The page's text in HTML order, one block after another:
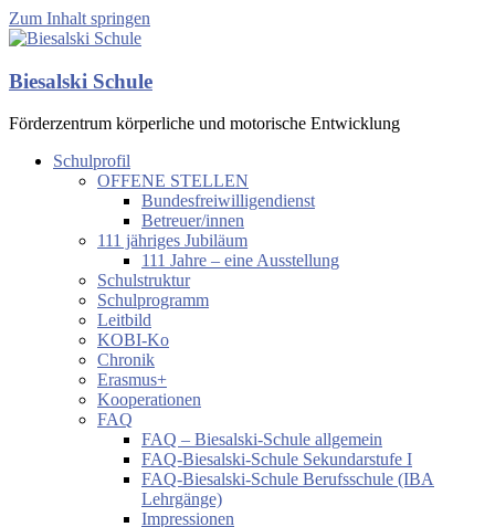
Zum Inhalt springen
Biesalski Schule
Förderzentrum körperliche und motorische Entwicklung
Schulprofil
OFFENE STELLEN
Bundesfreiwilligendienst
Betreuer/innen
111 jähriges Jubiläum
111 Jahre – eine Ausstellung
Schulstruktur
Schulprogramm
Leitbild
KOBI-Ko
Chronik
Erasmus+
Kooperationen
FAQ
FAQ – Biesalski-Schule allgemein
FAQ-Biesalski-Schule Sekundarstufe I
FAQ-Biesalski-Schule Berufsschule (IBA
Lehrgänge)
Impressionen